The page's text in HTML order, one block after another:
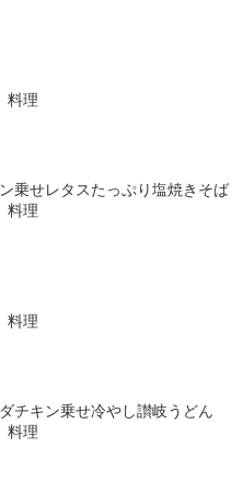
料理
乗せレタスたっぷり塩焼きそば
料理
料理
チキン乗せ冷やし讃岐うどん
料理